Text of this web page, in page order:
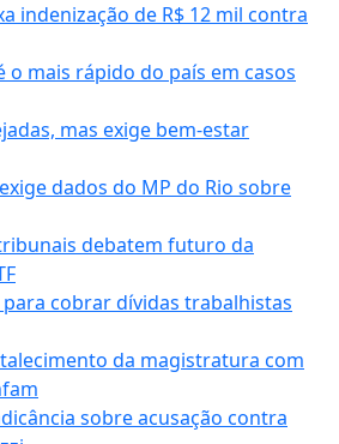
indenização de R$ 12 mil contra
o mais rápido do país em casos
mas exige bem-estar
dados do MP do Rio sobre
debatem futuro da
para cobrar dívidas trabalhistas
da magistratura com
sobre acusação contra